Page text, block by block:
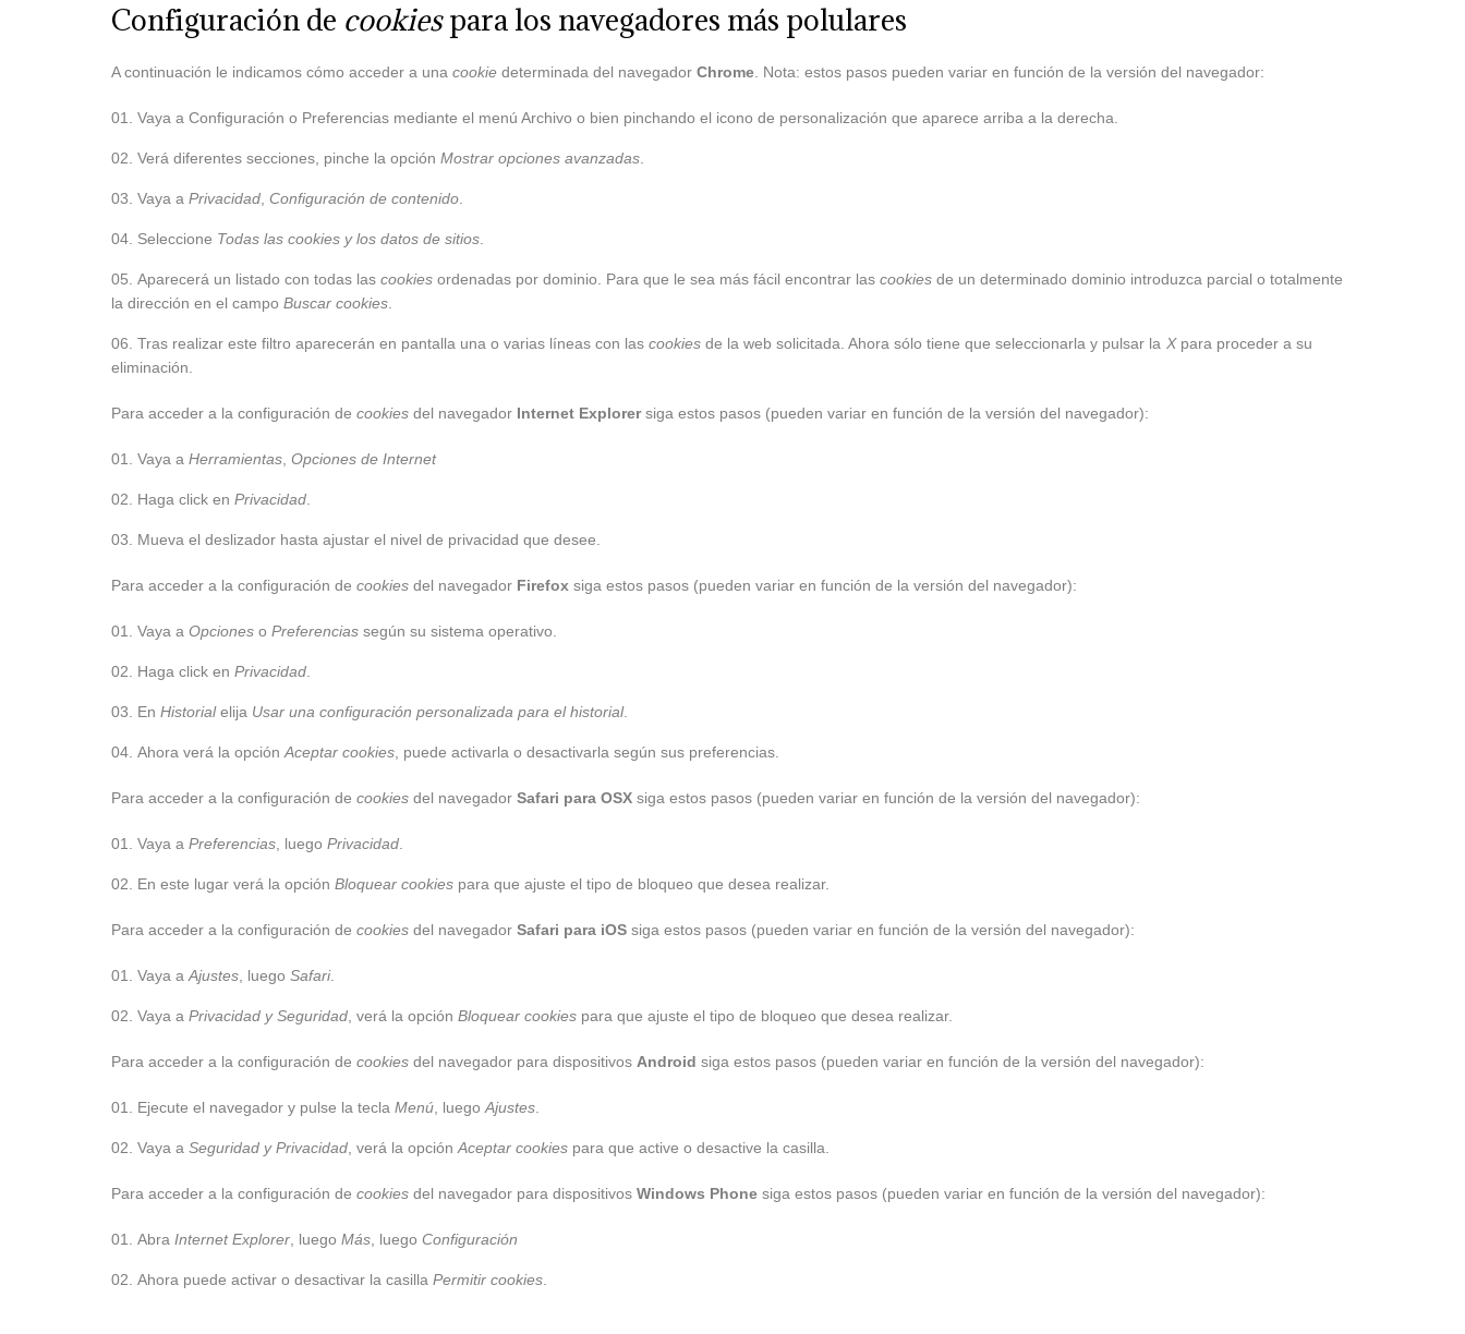
Configuración de cookiespara los navegadores más polulares
A continuación le indicamos cómo acceder a una cookie determinada del navegador Chrome . Nota: estos pasos pueden variar en función de la versión del navegador:
Vaya a Configuración o Preferencias mediante el menú Archivo o bien pinchando el icono de personalización que aparece arriba a la derecha.
Verá diferentes secciones, pinche la opción Mostrar opciones avanzadas
Vaya a Privacidad Configuración de contenido
Seleccione Todas las cookies y los datos de sitios
Aparecerá un listado con todas las cookies ordenadas por dominio. Para que le sea más fácil encontrar las cookies de un determinado dominio introduzca parcial o totalmente
la dirección en el campo Buscar cookies
Tras realizar este filtro aparecerán en pantalla una o varias líneas con las cookies de la web solicitada. Ahora sólo tiene que seleccionarla y pulsar la Xpara proceder a su
eliminación.
Para acceder a la configuración de cookies del navegador Internet Explorersiga estos pasos (pueden variar en función de la versión del navegador):
Vaya a Herramientas Opciones de Internet
Haga click en Privacidad
Mueva el deslizador hasta ajustar el nivel de privacidad que desee.
Para acceder a la configuración de cookies del navegador Firefox siga estos pasos (pueden variar en función de la versión del navegador):
Vaya a Opciones o Preferencias según su sistema operativo.
Haga click en Privacidad
En Historialelija Usar una configuración personalizada para el historial.
Ahora verá la opción Aceptar cookies , puede activarla o desactivarla según sus preferencias.
Para acceder a la configuración de cookies del navegador Safari para OSX siga estos pasos (pueden variar en función de la versión del navegador):
Vaya a Preferencias , luego Privacidad
En este lugar verá la opción Bloquear cookies para que ajuste el tipo de bloqueo que desea realizar.
Para acceder a la configuración de cookies del navegador Safari para iOS siga estos pasos (pueden variar en función de la versión del navegador):
Vaya a Ajustes , luego Safari.
Vaya a Privacidad y Seguridad , verá la opción Bloquear cookies para que ajuste el tipo de bloqueo que desea realizar.
Para acceder a la configuración de cookies del navegador para dispositivos Android siga estos pasos (pueden variar en función de la versión del navegador):
Ejecute el navegador y pulse la tecla Menú , luego Ajustes
Vaya a Seguridad y Privacidad , verá la opción Aceptar cookies para que active o desactive la casilla.
Para acceder a la configuración de cookies del navegador para dispositivos Windows Phone siga estos pasos (pueden variar en función de la versión del navegador):
Abra Internet Explorer , luego Más , luego Configuración
Ahora puede activar o desactivar la casilla Permitir cookies